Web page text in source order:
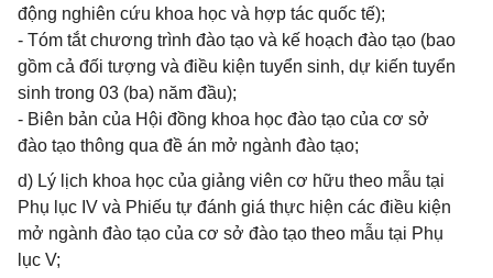
động nghiên cứu khoa học và hợp tác quốc tế);
- Tóm tắt chương trình đào tạo và kế hoạch đào tạo (bao
gồm cả đối tượng và điều kiện tuyển sinh, dự kiến tuyển
sinh trong 03 (ba) năm đầu);
- Biên bản của Hội đồng khoa học đào tạo của cơ sở
đào tạo thông qua đề án mở ngành đào tạo;
d) Lý lịch khoa học của giảng viên cơ hữu theo mẫu tại
Phụ lục IV và Phiếu tự đánh giá thực hiện các điều kiện
mở ngành đào tạo của cơ sở đào tạo theo mẫu tại Phụ
lục V;